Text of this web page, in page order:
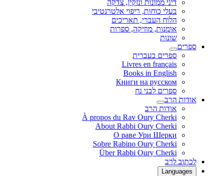
דיני ממונות ונזקין, צדקה
בעלי כוחות, ריפוי אלטרנטיבי
הלוח העברי, תאריכים
אומנות, מוזיקה, ספרות
שונות
ספרים
ספרים בעברית
Livres en français
Books in English
Книги на русском
ספרים לבני נח
אודות הרב
אודות הרב
À propos du Rav Oury Cherki
About Rabbi Oury Cherki
О раве Ури Шерки
Sobre Rabino Oury Cherki
Über Rabbi Oury Cherki
לכתוב לרב
Languages